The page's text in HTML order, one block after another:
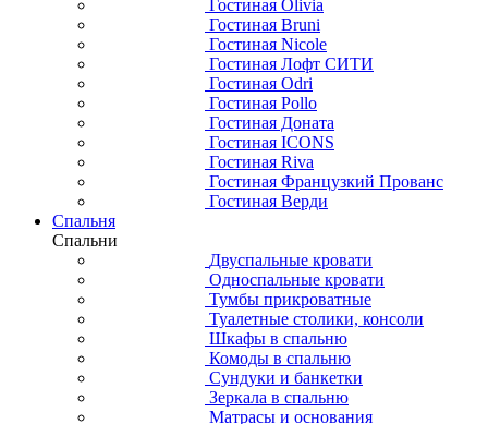
Гостиная Olivia
Гостиная Bruni
Гостиная Nicole
Гостиная Лофт СИТИ
Гостиная Odri
Гостиная Pollo
Гостиная Доната
Гостиная ICONS
Гостиная Riva
Гостиная Французкий Прованс
Гостиная Верди
Спальня
Спальни
Двуспальные кровати
Односпальные кровати
Тумбы прикроватные
Туалетные столики, консоли
Шкафы в спальню
Комоды в спальню
Сундуки и банкетки
Зеркала в спальню
Матрасы и основания